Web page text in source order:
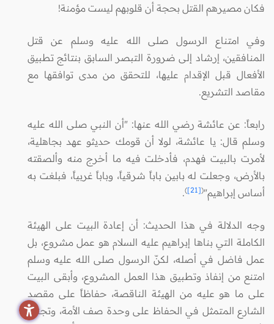
فكان مصيرهم القتل بحجة أن قلوبهم ليست مؤمنة!
وفي امتناع الرسول صلى الله عليه وسلم عن قتل
المنافقين، إرشاد إلى ضرورة التبصر السابق بنتائج تطبيق
الأفعال قبل الإقدام عليها، للتحقق من مدى توافقها مع
مقاصد التشريع.
رابعاً: عن عائشة رضي الله عنها: "أن النبي صلى الله عليه
وسلم قال: يا عائشة، لولا أن قومك حديثو عهد بجاهلية،
لأمرت بالبيت فهدم، فأدخلت فيه ما أخرج منه وألصقته
بالأرض، وجعلت له بابين باباً شرقياً، وباباً غربياً، فبلغت به
أساس إبراهيم"(
[21]
)
.
وجه الدلالة في هذا الحديث: أن إعادة البيت على الهيئة
الكاملة التي بناها إبراهيم عليه السلام هو عمل مشروع، بل
عمل فاضل في أصله، لكنّ الرسول صلى الله عليه وسلم
امتنع من إنفاذ وتطبيق هذا العمل المشروع، وأبقى البيت
على ما هو عليه من الهيئة الناقصة، حفاظاً على مقصد
الشارع المتمثل في الحفاظ على وحدة صف الأمة، وتجنب